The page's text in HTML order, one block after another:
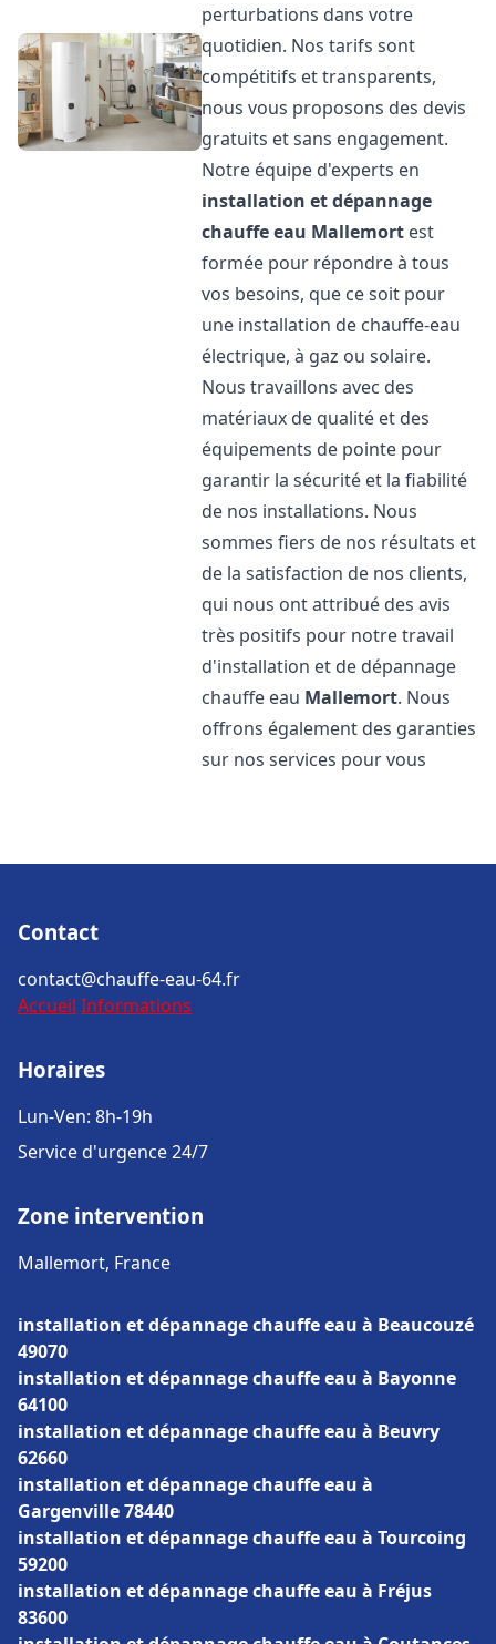
perturbations dans votre
quotidien. Nos tarifs sont
compétitifs et transparents,
nous vous proposons des devis
gratuits et sans engagement.
Notre équipe d'experts en
installation et dépannage
chauffe eau Mallemort est
formée pour répondre à tous
vos besoins, que ce soit pour
une installation de chauffe-eau
électrique, à gaz ou solaire.
Nous travaillons avec des
matériaux de qualité et des
équipements de pointe pour
garantir la sécurité et la fiabilité
de nos installations. Nous
sommes fiers de nos résultats et
de la satisfaction de nos clients,
qui nous ont attribué des avis
très positifs pour notre travail
d'installation et de dépannage
chauffe eau Mallemort. Nous
offrons également des garanties
sur nos services pour vous
Contact
contact@chauffe-eau-64.fr
Accueil Informations
Horaires
Lun-Ven: 8h-19h
Service d'urgence 24/7
Zone intervention
Mallemort, France
installation et dépannage chauffe eau à Beaucouzé
49070
installation et dépannage chauffe eau à Bayonne
64100
installation et dépannage chauffe eau à Beuvry
62660
installation et dépannage chauffe eau à
Gargenville 78440
installation et dépannage chauffe eau à Tourcoing
59200
installation et dépannage chauffe eau à Fréjus
83600